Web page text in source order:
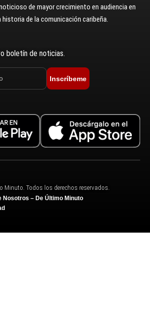
de mayor crecimiento en audiencia en
de la comunicación caribeña.
boletín de noticias.
Inscríbeme
Minuto. Todos los derechos reservados.
Nosotros – De Último Minuto